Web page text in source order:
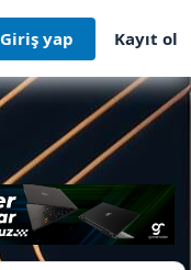
Giriş yap Kayıt ol